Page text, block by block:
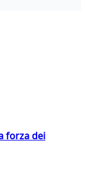
forza dei